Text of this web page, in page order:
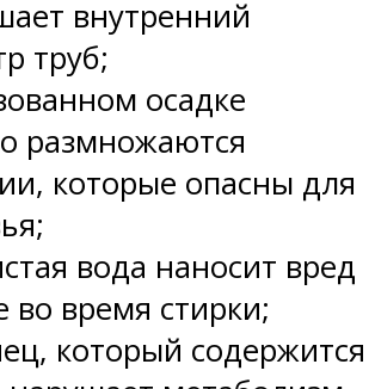
внутренний
труб;
осадке
размножаются
которые опасны для
вода наносит вред
во время стирки;
который содержится